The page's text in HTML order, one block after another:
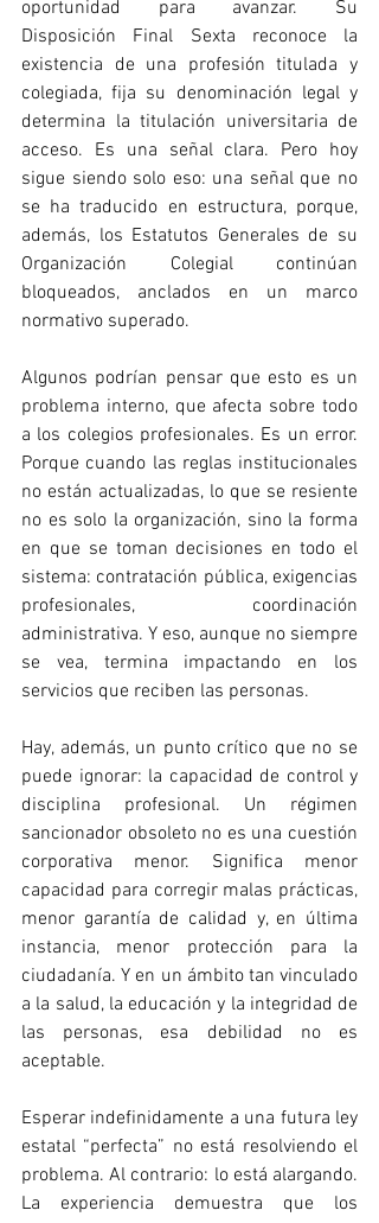
oportunidad para avanzar. Su
Disposición Final Sexta reconoce la
existencia de una profesión titulada y
colegiada, fija su denominación legal y
determina la titulación universitaria de
acceso. Es una señal clara. Pero hoy
sigue siendo solo eso: una señal que no
se ha traducido en estructura, porque,
además, los Estatutos Generales de su
Organización Colegial continúan
bloqueados, anclados en un marco
normativo superado.
Algunos podrían pensar que esto es un
problema interno, que afecta sobre todo
a los colegios profesionales. Es un error.
Porque cuando las reglas institucionales
no están actualizadas, lo que se resiente
no es solo la organización, sino la forma
en que se toman decisiones en todo el
sistema: contratación pública, exigencias
profesionales, coordinación
administrativa. Y eso, aunque no siempre
se vea, termina impactando en los
servicios que reciben las personas.
Hay, además, un punto crítico que no se
puede ignorar: la capacidad de control y
disciplina profesional. Un régimen
sancionador obsoleto no es una cuestión
corporativa menor. Significa menor
capacidad para corregir malas prácticas,
menor garantía de calidad y, en última
instancia, menor protección para la
ciudadanía. Y en un ámbito tan vinculado
a la salud, la educación y la integridad de
las personas, esa debilidad no es
aceptable.
Esperar indefinidamente a una futura ley
estatal “perfecta” no está resolviendo el
problema. Al contrario: lo está alargando.
La experiencia demuestra que los